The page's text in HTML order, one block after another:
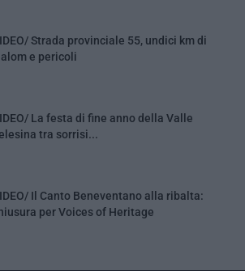
Strada provinciale 55, undici km di
e pericoli
La festa di fine anno della Valle
tra sorrisi...
Il Canto Beneventano alla ribalta:
per Voices of Heritage